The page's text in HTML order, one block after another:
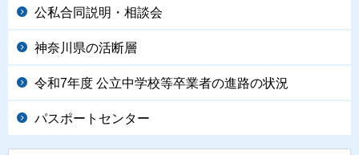
公私合同説明・相談会
神奈川県の活断層
令和7年度 公立中学校等卒業者の進路の状況
パスポートセンター